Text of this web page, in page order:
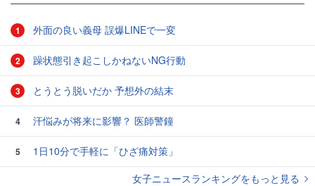
1 外面の良い義母 誤爆LINEで一変
2 躁状態引き起こしかねないNG行動
3 とうとう脱いだか 予想外の結末
4 汗悩みが将来に影響？ 医師警鐘
5
1日10分で手軽に「ひざ痛対策」
女子ニュースランキングをもっと見る